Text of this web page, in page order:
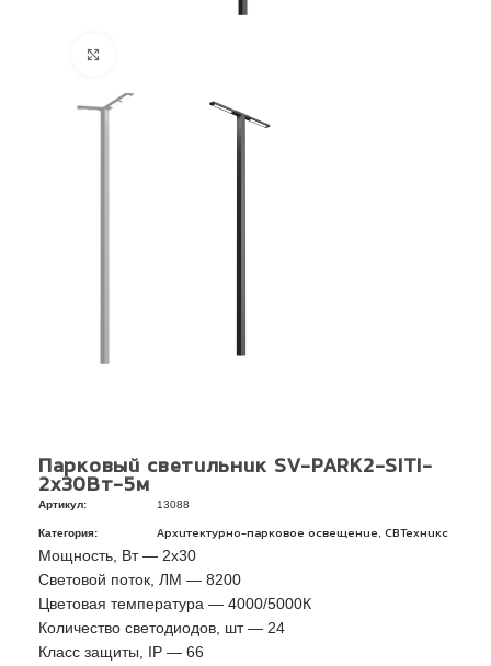
Парковый светильник SV-PARK2-SITI-
2х30Вт-5м
Артикул: 13088
Категория: Архитектурно-парковое освещение СВТехникс
Мощность, Вт — 2х30
Световой поток, ЛМ — 8200
Цветовая температура — 4000/5000К
Количество светодиодов, шт — 24
Класс защиты, IP — 66